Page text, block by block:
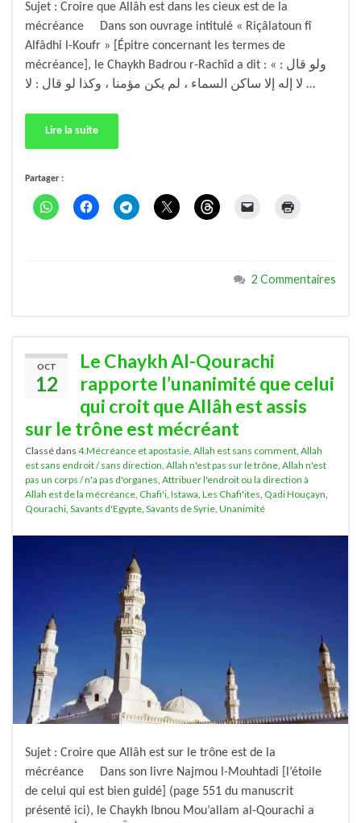
Sujet : Croire que Allâh est dans les cieux est de la
mécréance Dans son ouvrage intitulé « Riçâlatoun fî
Alfâdhi l-Koufr » [Épitre concernant les termes de
mécréance], le Chaykh Badrou r-Rachîd a dit : « ولو قال :
لا إله إلا ساكن السماء ، لم يكن مؤمنا ، وكذا لو قال : لا …
Lire la suite
Partager :
2 Commentaires
OCT
12
Le Chaykh Al-Qourachi
rapporte l’unanimité que celui
qui croit que Allâh est assis
sur le trône est mécréant
Classé dans 4.Mécréance et apostasie, Allah est sans comment, Allah
est sans endroit / sans direction, Allah n'est pas sur le trône, Allah n'est
pas un corps / n'a pas d'organes, Attribuer l'endroit ou la direction à
Allah est de la mécréance, Chafi'i, Istawa, Les Chafi'ites, Qadi Houçayn,
Qourachi, Savants d'Egypte, Savants de Syrie, Unanimité
Sujet : Croire que Allâh est sur le trône est de la
mécréance Dans son livre Najmou l-Mouhtadi [l’étoile
de celui qui est bien guidé] (page 551 du manuscrit
présenté ici), le Chaykh Ibnou Mou’allam al-Qourachi a